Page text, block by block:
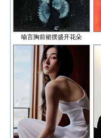
喻言胸前裙摆盛开花朵